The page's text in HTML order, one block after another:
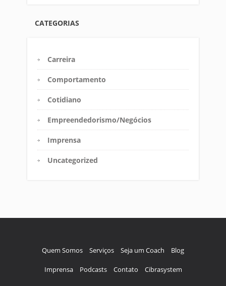
CATEGORIAS
Carreira
Comportamento
Cotidiano
Empreendedorismo/Negócios
Imprensa
Uncategorized
Quem Somos Serviços Seja um Coach Blog
Imprensa Podcasts Contato Cibrasystem